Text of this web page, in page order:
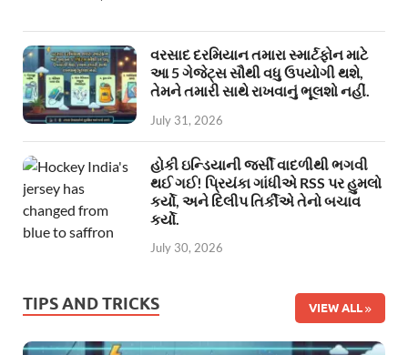
વરસાદ દરમિયાન તમારા સ્માર્ટફોન માટે
આ 5 ગેજેટ્સ સૌથી વધુ ઉપયોગી થશે,
તેમને તમારી સાથે રાખવાનું ભૂલશો નહીં.
July 31, 2026
હોકી ઇન્ડિયાની જર્સી વાદળીથી ભગવી
થઈ ગઈ! પ્રિયંકા ગાંધીએ RSS પર હુમલો
કર્યો, અને દિલીપ તિર્કીએ તેનો બચાવ
કર્યો.
July 30, 2026
TIPS AND TRICKS VIEW ALL